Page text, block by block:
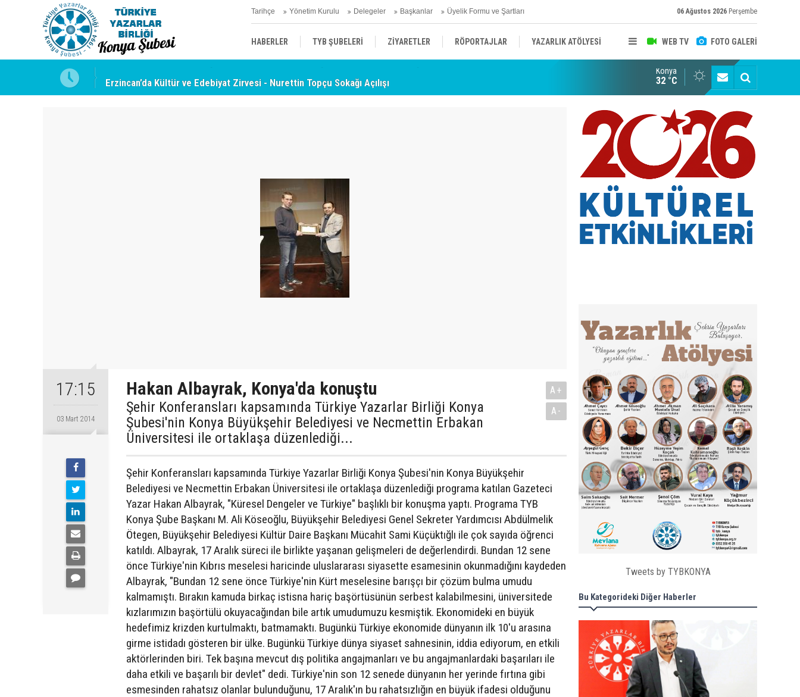
Tarihçe Yönetim Kurulu Delegeler Başkanlar Üyelik Formu ve Şartları 06 Ağustos 2026 Perşembe
WEB TV FOTO GALERİ
HABERLER TYB ŞUBELERİ ZİYARETLER RÖPORTAJLAR YAZARLIK ATÖLYESİ
ÜYELERİMİZDEN HABERLER
Erzincan’da Kültür ve Edebiyat Zirvesi - Nurettin Topçu Sokağı Açılışı TYB KONYA ŞUBESİ’NDE FOTOĞRAF DOLU BİR GÜN GERÇEKLEŞTİ
Konya
32 °C
17:15
03 Mart 2014
Hakan Albayrak, Konya'da konuştu
Şehir Konferansları kapsamında Türkiye Yazarlar Birliği Konya
Şubesi'nin Konya Büyükşehir Belediyesi ve Necmettin Erbakan
Üniversitesi ile ortaklaşa düzenlediği...
A+
A-
Şehir Konferansları kapsamında Türkiye Yazarlar Birliği Konya Şubesi'nin Konya Büyükşehir
Belediyesi ve Necmettin Erbakan Üniversitesi ile ortaklaşa düzenlediği programa katılan Gazeteci
Yazar Hakan Albayrak, "Küresel Dengeler ve Türkiye" başlıklı bir konuşma yaptı. Programa TYB
Konya Şube Başkanı M. Ali Köseoğlu, Büyükşehir Belediyesi Genel Sekreter Yardımcısı Abdülmelik
Ötegen, Büyükşehir Belediyesi Kültür Daire Başkanı Mücahit Sami Küçüktığlı ile çok sayıda öğrenci
katıldı. Albayrak, 17 Aralık süreci ile birlikte yaşanan gelişmeleri de değerlendirdi. Bundan 12 sene
önce Türkiye'nin Kıbrıs meselesi haricinde uluslararası siyasette esamesinin okunmadığını kaydeden
Albayrak, "Bundan 12 sene önce Türkiye'nin Kürt meselesine barışçı bir çözüm bulma umudu
kalmamıştı. Bırakın kamuda birkaç istisna hariç başörtüsünün serbest kalabilmesini, üniversitede
kızlarımızın başörtülü okuyacağından bile artık umudumuzu kesmiştik. Ekonomideki en büyük
hedefimiz krizden kurtulmaktı, batmamaktı. Bugünkü Türkiye ekonomide dünyanın ilk 10'u arasına
girme istidadı gösteren bir ülke. Bugünkü Türkiye dünya siyaset sahnesinin, iddia ediyorum, en etkili
aktörlerinden biri. Tek başına mevcut dış politika angajmanları ve bu angajmanlardaki başarıları ile
daha etkili ve başarılı bir devlet" dedi. Türkiye'nin son 12 senede dünyanın her yerinde fırtına gibi
esmesinden rahatsız olanlar bulunduğunu, 17 Aralık'ın bu rahatsızlığın en büyük ifadesi olduğunu
Tweets by TYBKONYA
Bu Kategorideki Diğer Haberler